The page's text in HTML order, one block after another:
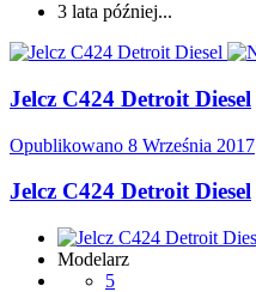
3 lata później...
Jelcz C424 Detroit Diesel
Opublikowano 8 Września 2017
Jelcz C424 Detroit Diesel
Modelarz
5